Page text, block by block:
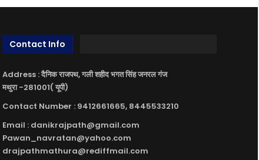
Contact Info
Address : दैनिक राजपथ, गली शहीद भगत सिंह जनरल गंज
मथुरा -281001( यूपी)
Contact Number : 9412661665, 8445533210
Email : danikrajpath@gmail.com
Pawan_navratan@yahoo.com
drajpathmathura@rediffmail.com